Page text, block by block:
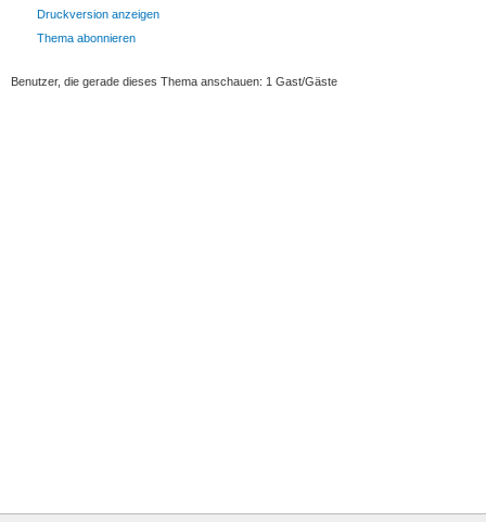
Druckversion anzeigen
Thema abonnieren
Benutzer, die gerade dieses Thema anschauen: 1 Gast/Gäste